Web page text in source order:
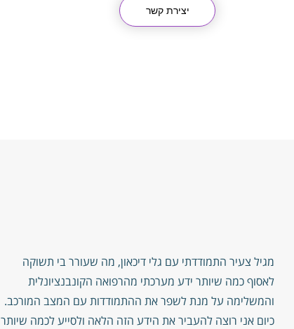
יצירת קשר
מגיל צעיר התמודדתי עם גלי דיכאון, מה שעורר בי תשוקה
לאסוף כמה שיותר ידע מערכתי מהרפואה הקונבנציונלית
והמשלימה על מנת לשפר את ההתמודדות עם המצב המורכב.
כיום אני רוצה להעביר את הידע הזה הלאה ולסייע לכמה שיותר